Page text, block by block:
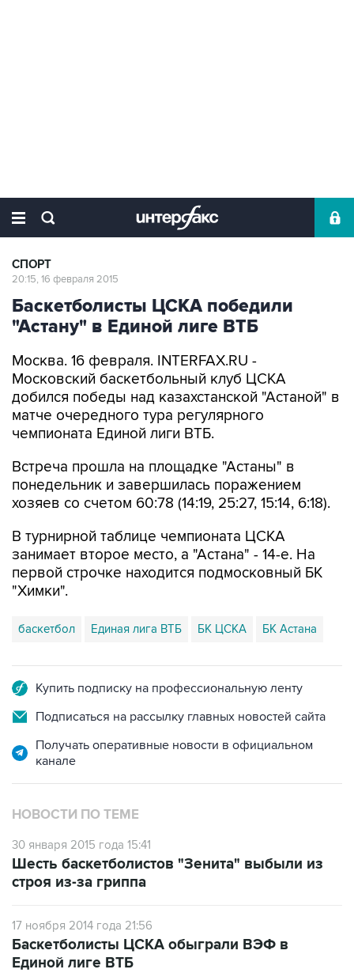
СПОРТ
20:15, 16 февраля 2015
Баскетболисты ЦСКА победили
"Астану" в Единой лиге ВТБ
Москва. 16 февраля. INTERFAX.RU -
Московский баскетбольный клуб ЦСКА
добился победы над казахстанской "Астаной" в
матче очередного тура регулярного
чемпионата Единой лиги ВТБ.
Встреча прошла на площадке "Астаны" в
понедельник и завершилась поражением
хозяев со счетом 60:78 (14:19, 25:27, 15:14, 6:18).
В турнирной таблице чемпионата ЦСКА
занимает второе место, а "Астана" - 14-е. На
первой строчке находится подмосковный БК
"Химки".
баскетбол Единая лига ВТБ БК ЦСКА БК Астана
Купить подписку на профессиональную ленту
Подписаться на рассылку главных новостей сайта
Получать оперативные новости в официальном
канале
НОВОСТИ ПО ТЕМЕ
30 января 2015 года 15:41
Шесть баскетболистов "Зенита" выбыли из
строя из-за гриппа
17 ноября 2014 года 21:56
Баскетболисты ЦСКА обыграли ВЭФ в
Единой лиге ВТБ